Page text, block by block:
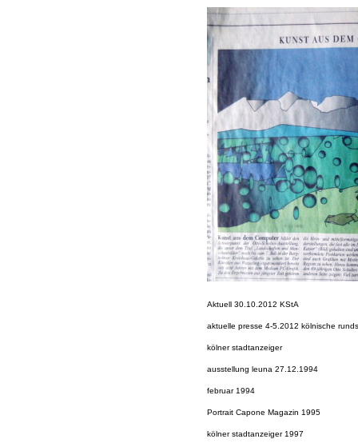
Aktuell 30.10.2012 KStA
aktuelle presse 4-5.2012 kölnische
kölner stadtanzeiger
ausstellung leuna 27.12.1994
februar 1994
Portrait Capone Magazin 1995
kölner stadtanzeiger 1997